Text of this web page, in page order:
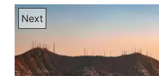
Next